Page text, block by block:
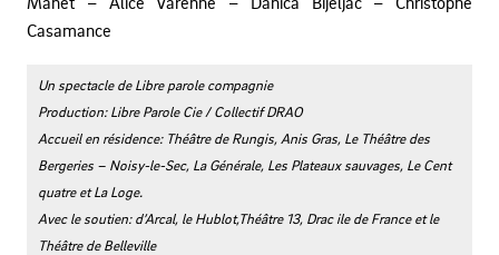
Casamance
Un spectacle de Libre parole compagnie
Production: Libre Parole Cie / Collectif DRAO
Accueil en résidence: Théâtre de Rungis, Anis Gras, Le Théâtre des
Bergeries – Noisy-le-Sec, La Générale, Les Plateaux sauvages, Le Cent
quatre et La Loge.
Avec le soutien: d’Arcal, le Hublot,Théâtre 13, Drac ile de France et le
Théâtre de Belleville